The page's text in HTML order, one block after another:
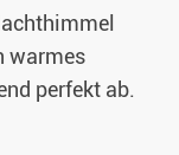
warmes
perfekt ab.